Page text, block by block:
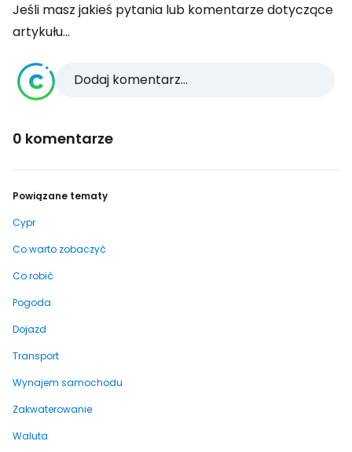
Jeśli masz jakieś pytania lub komentarze dotyczące
artykułu...
Dodaj komentarz...
0 komentarze
Powiązane tematy
Cypr
Co warto zobaczyć
Co robić
Pogoda
Dojazd
Transport
Wynajem samochodu
Zakwaterowanie
Waluta